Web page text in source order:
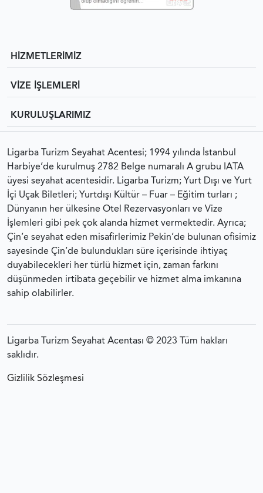
HİZMETLERİMİZ
VİZE İŞLEMLERİ
KURULUŞLARIMIZ
Ligarba Turizm Seyahat Acentesi; 1994 yılında İstanbul
Harbiye’de kurulmuş 2782 Belge numaralı A grubu IATA
üyesi seyahat acentesidir. Ligarba Turizm; Yurt Dışı ve Yurt
İçi Uçak Biletleri; Yurtdışı Kültür – Fuar – Eğitim turları ;
Dünyanın her ülkesine Otel Rezervasyonları ve Vize
İşlemleri gibi pek çok alanda hizmet vermektedir. Ayrıca;
Çin’e seyahat eden misafirlerimiz Pekin’de bulunan ofisimiz
sayesinde Çin’de bulundukları süre içerisinde ihtiyaç
duyabilecekleri her türlü hizmet için, zaman farkını
düşünmeden irtibata geçebilir ve hizmet alma imkanına
sahip olabilirler.
Ligarba Turizm Seyahat Acentası © 2023 Tüm hakları
saklıdır.
Gizlilik Sözleşmesi